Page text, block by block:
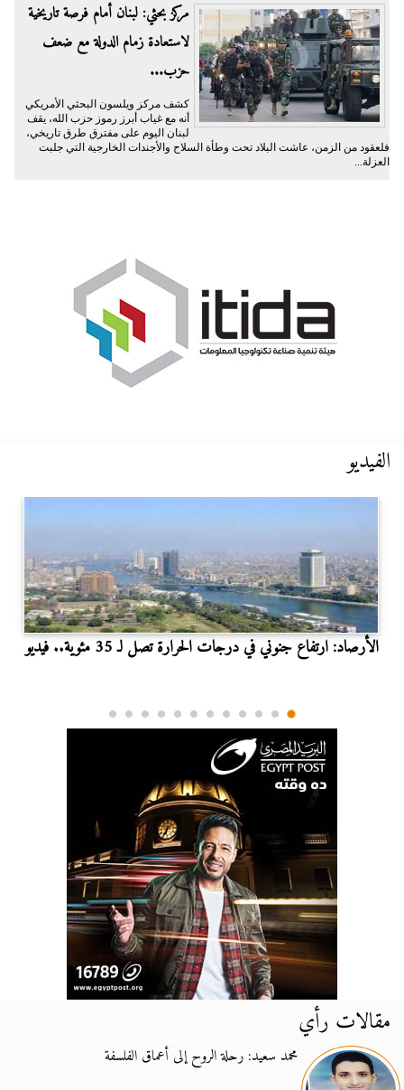
مركز بحثي: لبنان أمام فرصة تاريخية
لاستعادة زمام الدولة مع ضعف
حزب...
كشف مركز ويلسون البحثي الأمريكي
أنه مع غياب أبرز رموز حزب الله، يقف
لبنان اليوم على مفترق طرق تاريخي،
فلعقود من الزمن، عاشت البلاد تحت وطأة السلاح والأجندات الخارجية التي جلبت
العزلة...
الفيديو
الأرصاد: ارتفاع جنوني في درجات الحرارة تصل لـ 35 مئوية.. فيديو
مقالات رأي
محمد سعيد: رحلة الروح إلى أعماق الفلسفة